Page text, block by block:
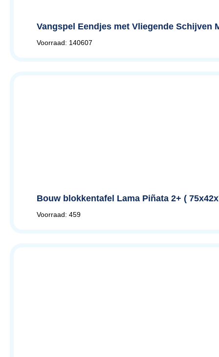
Vangspel Eendjes met Vliegende Schijven
Voorraad: 140607
Bouw blokkentafel Lama Piñata 2+ (
Voorraad: 459